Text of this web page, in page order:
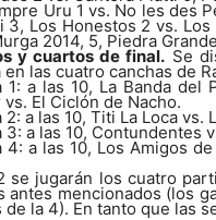
Uru 1 vs. No les des
3, Los Honestos 2 vs.
2014, 5, Piedra
y cuartos de final. Se
en las cuatro canchas de
1: a las 10, La Banda
El Ciclón de Nacho.
2: a las 10, Titi La Loca
3: a las 10, Contundentes
4: a las 10, Los Amigos
se jugarán los cuatro
antes mencionados (los
de la 4). En tanto que las s